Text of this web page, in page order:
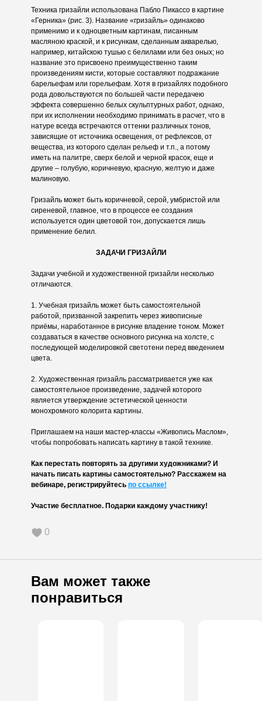
Техника гризайли использована Пабло Пикассо в картине
«Герника» (рис. 3). Название «гризайль» одинаково
применимо и к одноцветным картинам, писанным
масляною краской, и к рисункам, сделанным акварелью,
например, китайскою тушью с белилами или без оных; но
название это присвоено преимущественно таким
произведениям кисти, которые составляют подражание
барельефам или горельефам. Хотя в гризайлях подобного
рода довольствуются по большей части передачею
эффекта совершенно белых скульптурных работ, однако,
при их исполнении необходимо принимать в расчет, что в
натуре всегда встречаются оттенки различных тонов,
зависящие от источника освещения, от рефлексов, от
вещества, из которого сделан рельеф и т.п., а потому
иметь на палитре, сверх белой и черной красок, еще и
другие – голубую, коричневую, красную, желтую и даже
малиновую.
Гризайль может быть коричневой, серой, умбристой или
сиреневой, главное, что в процессе ее создания
используется один цветовой тон, допускается лишь
применение белил.
ЗАДАЧИ ГРИЗАЙЛИ
Задачи учебной и художественной гризайли несколько
отличаются.
1. Учебная гризайль может быть самостоятельной
работой, призванной закрепить через живописные
приёмы, наработанное в рисунке владение тоном. Может
создаваться в качестве основного рисунка на холсте, с
последующей моделировкой светотени перед введением
цвета.
2. Художественная гризайль рассматривается уже как
самостоятельное произведение, задачей которого
является утверждение эстетической ценности
монохромного колорита картины.
Приглашаем на наши мастер-классы «Живопись Маслом»,
чтобы попробовать написать картину в такой технике.
Как перестать повторять за другими художниками? И
начать писать картины самостоятельно? Расскажем на
вебинаре, регистрируйтесь по ссылке!
Участие бесплатное. Подарки каждому участнику!
0
Вам может также
понравиться